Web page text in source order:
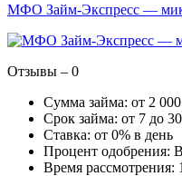
МФО Займ-Экспресс —
Отзывы – 0
Сумма займа: от 2
Срок займа: от 7 до
Ставка: от 0% в день
Процент одобрения:
Время рассмотрения: